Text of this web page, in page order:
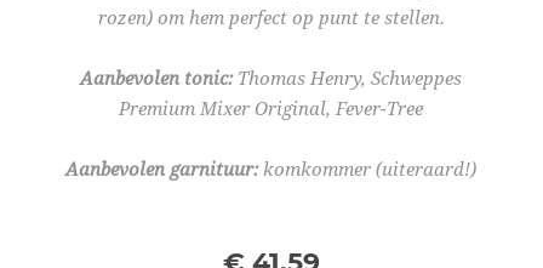
rozen) om hem perfect op punt te stellen.
Aanbevolen tonic: Thomas Henry, Schweppes
Premium Mixer Original, Fever-Tree
Aanbevolen garnituur:komkommer (uiteraard!)